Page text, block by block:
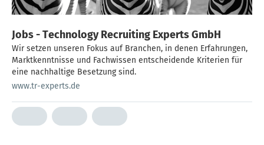
Jobs - Technology Recruiting Experts GmbH
Wir setzen unseren Fokus auf Branchen, in denen Erfahrungen,
Marktkenntnisse und Fachwissen entscheidende Kriterien für
eine nachhaltige Besetzung sind.
www.tr-experts.de